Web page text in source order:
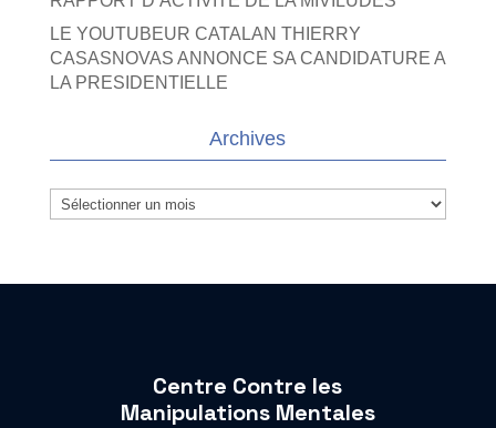
LE YOUTUBEUR CATALAN THIERRY
CASASNOVAS ANNONCE SA CANDIDATURE A
LA PRESIDENTIELLE
Archives
Archives
Centre Contre les
Manipulations Mentales